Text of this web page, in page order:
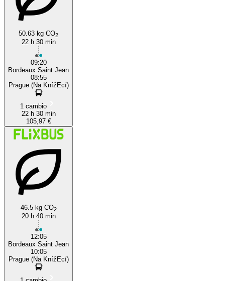
50.63 kg CO2
22 h 30 min
09:20
Bordeaux Saint Jean
08:55
Prague (Na KnížEcí)
1 cambio
22 h 30 min
105,97 €
46.5 kg CO2
20 h 40 min
12:05
Bordeaux Saint Jean
10:05
Prague (Na KnížEcí)